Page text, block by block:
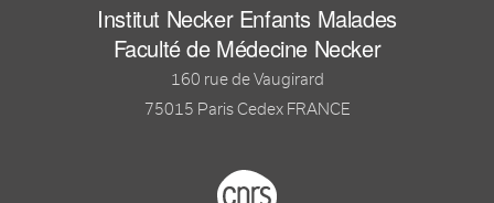
Institut Necker Enfants Malades
Faculté de Médecine Necker
160 rue de Vaugirard
75015 Paris Cedex FRANCE
Footer logo tutelles